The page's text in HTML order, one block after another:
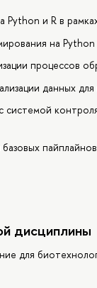
Python и R в
на
процессов
данных
системой
дисциплины
для